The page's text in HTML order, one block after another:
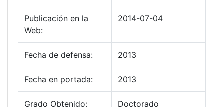
Publicación en la
Web:
2014-07-04
Fecha de defensa: 2013
Fecha en portada: 2013
Grado Obtenido: Doctorado